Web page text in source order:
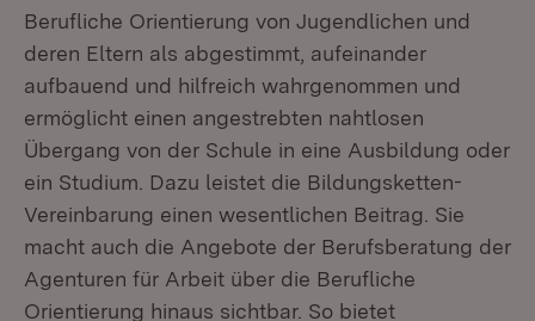
Berufliche Orientierung von Jugendlichen und
deren Eltern als abgestimmt, aufeinander
aufbauend und hilfreich wahrgenommen und
ermöglicht einen angestrebten nahtlosen
Übergang von der Schule in eine Ausbildung oder
ein Studium. Dazu leistet die Bildungsketten-
Vereinbarung einen wesentlichen Beitrag. Sie
macht auch die Angebote der Berufsberatung der
Agenturen für Arbeit über die Berufliche
Orientierung hinaus sichtbar. So bietet